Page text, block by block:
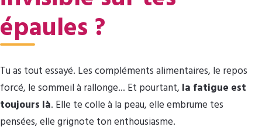
épaules ?
Tu as tout essayé. Les compléments alimentaires, le repos
forcé, le sommeil à rallonge... Et pourtant, la fatigue est
toujours là. Elle te colle à la peau, elle embrume tes
pensées, elle grignote ton enthousiasme.